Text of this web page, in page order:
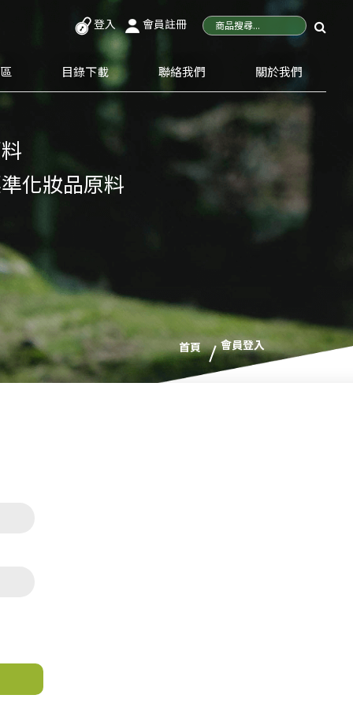
登入 會員註冊
目錄下載 聯絡我們 關於我們
首頁 會員登入
化妝品原料